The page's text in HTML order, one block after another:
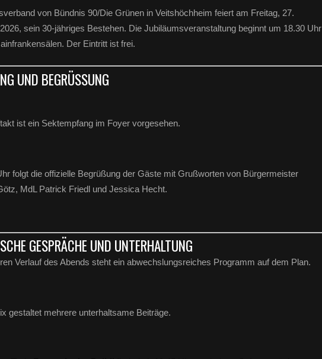
von Bündnis 90/Die Grünen in Veitshöchheim feiert am Freitag, 27.
sein 30-jähriges Bestehen. Die Jubiläumsveranstaltung beginnt um 18.30 Uhr
Der Eintritt ist frei.
UND BEGRÜSSUNG
ist ein Sektempfang im Foyer vorgesehen.
folgt die offizielle Begrüßung der Gäste mit Grußworten von Bürgermeister
MdL Patrick Friedl und Jessica Hecht.
GESPRÄCHE UND UNTERHALTUNG
Verlauf des Abends steht ein abwechslungsreiches Programm auf dem Plan.
gestaltet mehrere unterhaltsame Beiträge.